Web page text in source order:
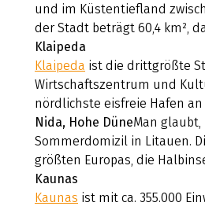
und im Küstentiefland
der Stadt beträgt 60,4 km²,
Klaipeda
Klaipeda ist die drittgrößte
Wirtschaftszentrum und
nördlichste eisfreie Hafen
Nida, Hohe DüneMan glaubt,
Sommerdomizil in Litauen.
größten Europas, die
Kaunas
Kaunas ist mit ca. 355.000